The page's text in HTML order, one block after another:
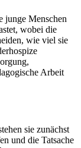
junge Menschen
wobei die
wie viel sie
Arbeit
sie zunächst
und die Tatsache